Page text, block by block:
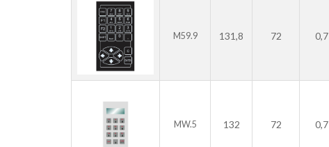
M59.9 131,8 72 0,7
MW.5 132 72 0,7